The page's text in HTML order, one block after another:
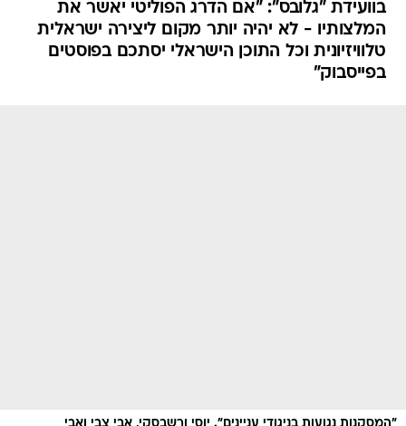
בוועידת "גלובס": "אם הדרג הפוליטי יאשר את
המלצותיו - לא יהיה יותר מקום ליצירה ישראלית
טלוויזיונית וכל התוכן הישראלי יסתכם בפוסטים
בפייסבוק"